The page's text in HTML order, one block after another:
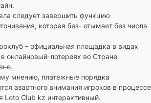
следует завершить функцию
которая без- отымает без числа
– официальная площадка в видах
онлайновый-лотереях во Стране
мнению, платежные порядка
азартного внимания игроков в процессе
Loto Club kz интерактивный.